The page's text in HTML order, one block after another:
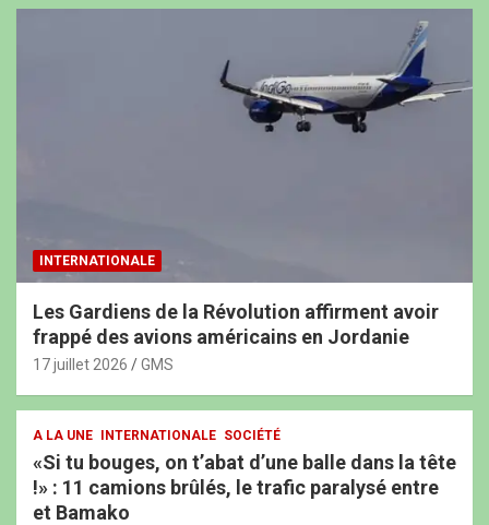
INTERNATIONALE
Les Gardiens de la Révolution affirment avoir
frappé des avions américains en Jordanie
17 juillet 2026 GMS
A LA UNE INTERNATIONALE SOCIÉTÉ
«Si tu bouges, on t’abat d’une balle dans la tête
!» : 11 camions brûlés, le trafic paralysé entre
et Bamako